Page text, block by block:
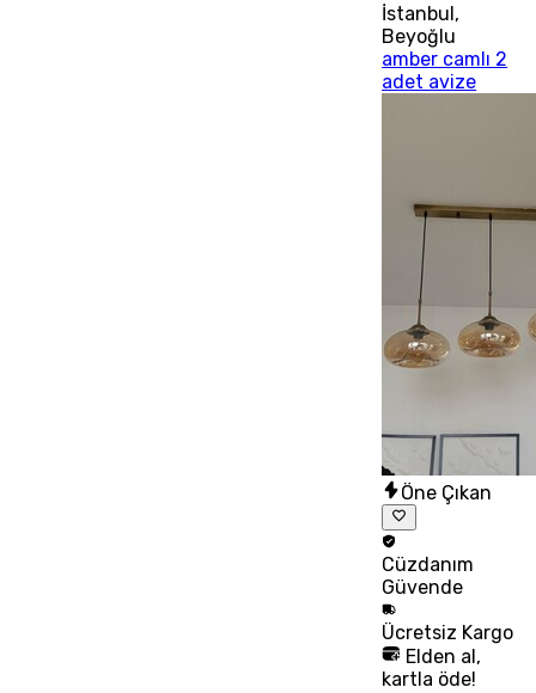
İstanbul,
Beyoğlu
amber camlı 2
adet avize
Öne Çıkan
Cüzdanım
Güvende
Ücretsiz Kargo
Elden al,
kartla öde!